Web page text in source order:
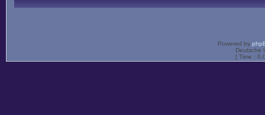
Powered by
Deutsche
[ Time :